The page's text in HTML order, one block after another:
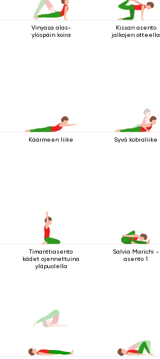
Vinyasa alas-
ylöspäin koira
Kissan asento
jalkojen otteella
Käärmeen liike Syvä kobraliike
Timanttiasento
kädet ojennettuina
yläpuolella
Salvia Marichi -
asento 1